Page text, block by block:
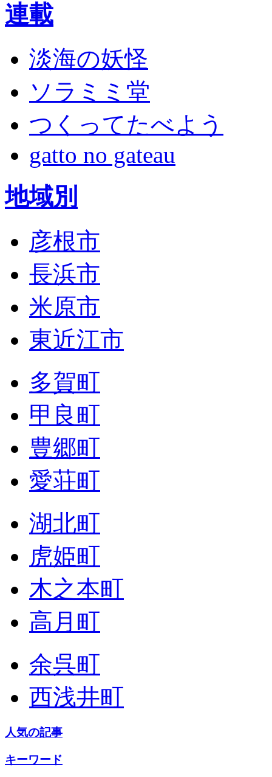
連載
淡海の妖怪
ソラミミ堂
つくってたべよう
gatto no gateau
地域別
彦根市
長浜市
米原市
東近江市
多賀町
甲良町
豊郷町
愛荘町
湖北町
虎姫町
木之本町
高月町
余呉町
西浅井町
人気の記事
キーワード